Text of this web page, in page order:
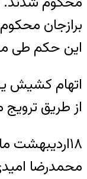
برازجان
این حکم طی
اتهام کشیش
از طریق
محمدرضا امیدی معروف به